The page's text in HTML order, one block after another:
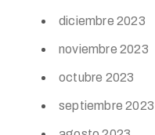
diciembre 2023
noviembre 2023
octubre 2023
septiembre 2023